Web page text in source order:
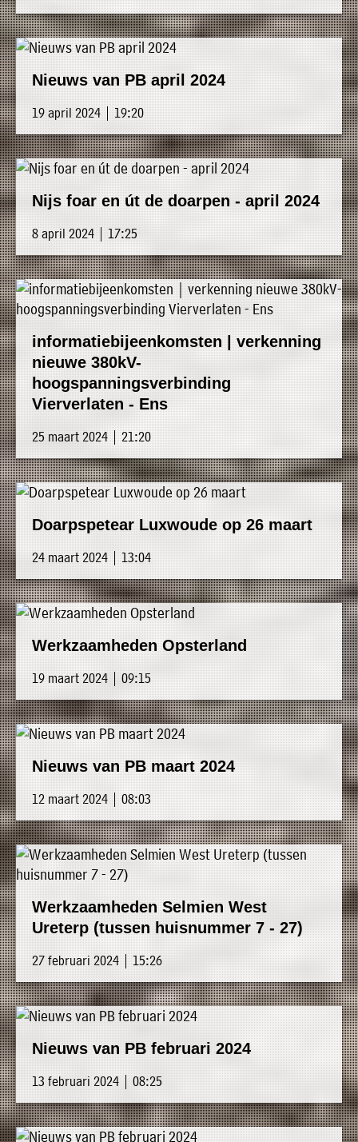
Nieuws van PB april 2024
19 april 2024 | 19:20
Nijs foar en út de doarpen - april 2024
8 april 2024 | 17:25
informatiebijeenkomsten | verkenning
nieuwe 380kV-
hoogspanningsverbinding
Vierverlaten - Ens
25 maart 2024 | 21:20
Doarpspetear Luxwoude op 26 maart
24 maart 2024 | 13:04
Werkzaamheden Opsterland
19 maart 2024 | 09:15
Nieuws van PB maart 2024
12 maart 2024 | 08:03
Werkzaamheden Selmien West
Ureterp (tussen huisnummer 7 - 27)
27 februari 2024 | 15:26
Nieuws van PB februari 2024
13 februari 2024 | 08:25